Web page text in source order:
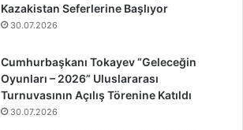
Kazakistan Seferlerine Başlıyor
30.07.2026
Cumhurbaşkanı Tokayev “Geleceğin
Oyunları – 2026” Uluslararası
Turnuvasının Açılış Törenine Katıldı
30.07.2026